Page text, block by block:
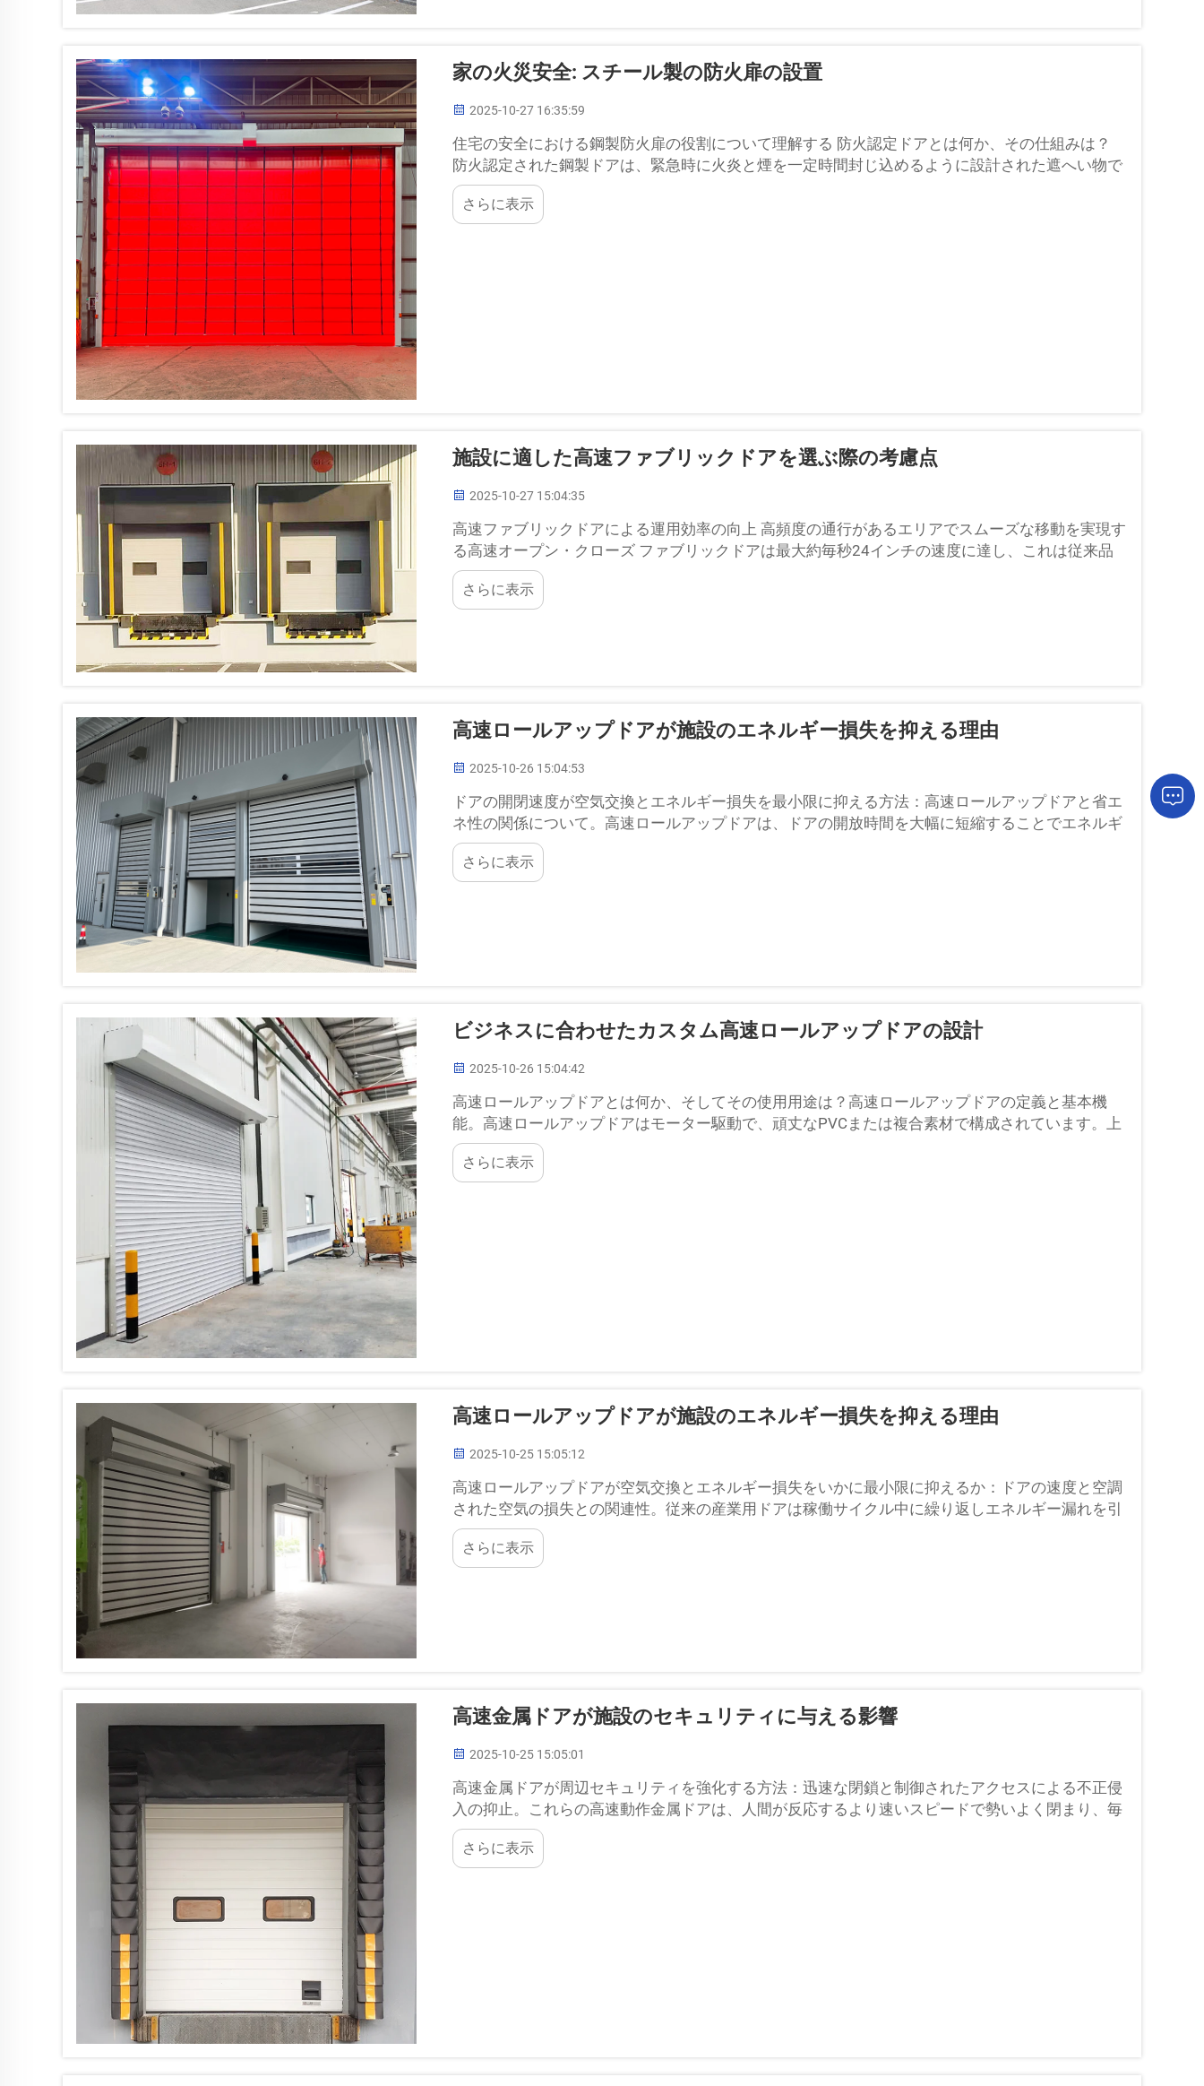
家の火災安全: スチール製の防火扉の設置
2025-10-27 16:35:59
住宅の安全における鋼製防火扉の役割について理解する 防火認定ドアとは何か、その仕組みは？
防火認定された鋼製ドアは、緊急時に火炎と煙を一定時間封じ込めるように設計された遮へい物で
す。これらのドアは、火災の拡大を防ぎ、避難時間を確保するために重要です。
さらに表示
施設に適した高速ファブリックドアを選ぶ際の考慮点
2025-10-27 15:04:35
高速ファブリックドアによる運用効率の向上 高頻度の通行があるエリアでスムーズな移動を実現す
る高速オープン・クローズ ファブリックドアは最大約毎秒24インチの速度に達し、これは従来品
と比べて約30％高速です。
さらに表示
高速ロールアップドアが施設のエネルギー損失を抑える理由
2025-10-26 15:04:53
ドアの開閉速度が空気交換とエネルギー損失を最小限に抑える方法：高速ロールアップドアと省エ
ネ性の関係について。高速ロールアップドアは、ドアの開放時間を大幅に短縮することでエネルギ
ー効率を高めます。通常...
さらに表示
ビジネスに合わせたカスタム高速ロールアップドアの設計
2025-10-26 15:04:42
高速ロールアップドアとは何か、そしてその使用用途は？高速ロールアップドアの定義と基本機
能。高速ロールアップドアはモーター駆動で、頑丈なPVCまたは複合素材で構成されています。上
下への動きが非常に素早く...
さらに表示
高速ロールアップドアが施設のエネルギー損失を抑える理由
2025-10-25 15:05:12
高速ロールアップドアが空気交換とエネルギー損失をいかに最小限に抑えるか：ドアの速度と空調
された空気の損失との関連性。従来の産業用ドアは稼働サイクル中に繰り返しエネルギー漏れを引
き起こします。一般的なモデルが...
さらに表示
高速金属ドアが施設のセキュリティに与える影響
2025-10-25 15:05:01
高速金属ドアが周辺セキュリティを強化する方法：迅速な閉鎖と制御されたアクセスによる不正侵
入の抑止。これらの高速動作金属ドアは、人間が反応するより速いスピードで勢いよく閉まり、毎
秒24インチ以上で閉じます...
さらに表示